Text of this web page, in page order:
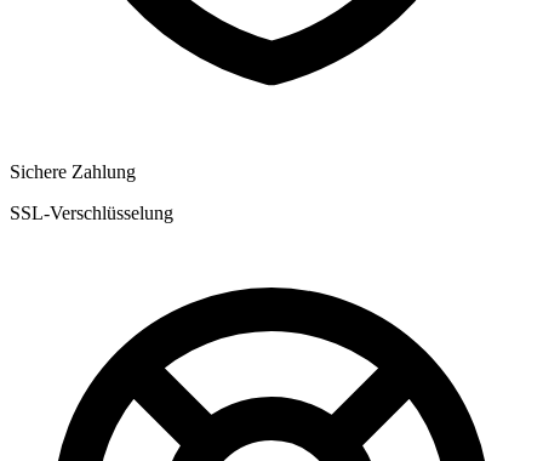
Sichere Zahlung
SSL-Verschlüsselung